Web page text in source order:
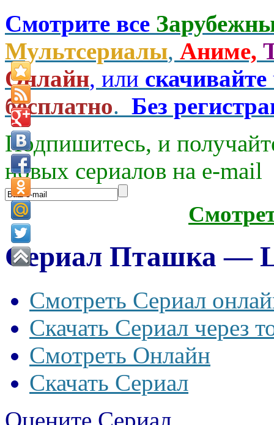
Смотрите все
Мультсериалы, Аниме,
Онлайн, или скачивайте
бесплатно. Без
Подпишитесь, и
новых сериалов на e-mаil
Сериал Пташка —
Смотреть Сериал
Скачать Сериал через
Смотреть Онлайн
Скачать Сериал
Оцените Сериал